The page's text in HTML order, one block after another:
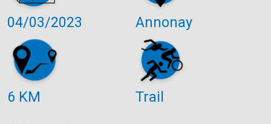
04/03/2023 Annonay
6 KM Trail